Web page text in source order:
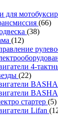
для
(66)
(38)
(12)
4-
(22)
стартер (5)
Lifan